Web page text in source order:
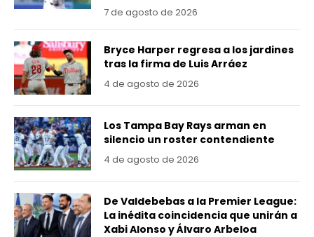
7 de agosto de 2026
Bryce Harper regresa a los jardines
tras la firma de Luis Arráez
4 de agosto de 2026
Los Tampa Bay Rays arman en
silencio un roster contendiente
4 de agosto de 2026
De Valdebebas a la Premier League:
La inédita coincidencia que unirán a
Xabi Alonso y Álvaro Arbeloa